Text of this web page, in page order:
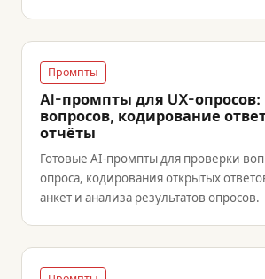
Промпты
AI-промпты для UX-опросов:
вопросов, кодирование
отчёты
Готовые AI-промпты для проверки
опроса, кодирования открытых
анкет и анализа результатов опросов.